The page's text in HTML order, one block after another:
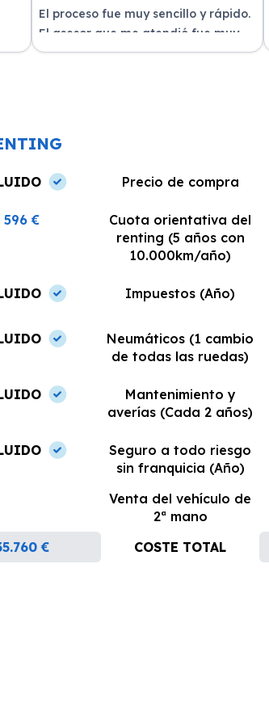
El proceso fue muy sencillo y rápido.
El asesor que me atendió fue muy
amable y me explicó todo con
Precio de compra
596 €
Cuota orientativa del
renting (5 años con
10.000km/año)
Impuestos (Año)
Neumáticos (1 cambio
de todas las ruedas)
Mantenimiento y
averías (Cada 2 años)
Seguro a todo riesgo
sin franquicia (Año)
Venta del vehículo de
2ª mano
€ COSTE TOTAL